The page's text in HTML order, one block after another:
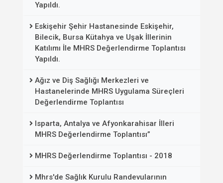
Yapıldı.
Eskişehir Şehir Hastanesinde Eskişehir,
Bilecik, Bursa Kütahya ve Uşak İllerinin
Katılımı İle MHRS Değerlendirme Toplantısı
Yapıldı.
Ağız ve Diş Sağlığı Merkezleri ve
Hastanelerinde MHRS Uygulama Süreçleri
Değerlendirme Toplantısı
Isparta, Antalya ve Afyonkarahisar İlleri
MHRS Değerlendirme Toplantısı”
MHRS Değerlendirme Toplantısı - 2018
Mhrs'de Sağlık Kurulu Randevularının